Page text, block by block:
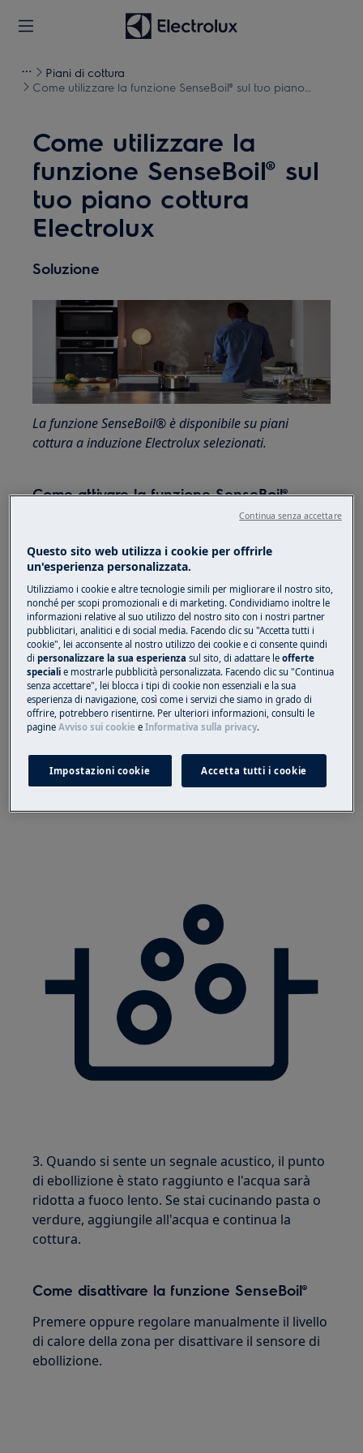
Piani di cottura
Come utilizzare la funzione SenseBoil® sul tuo piano
Come utilizzare la
funzione SenseBoil® sul
tuo piano cottura
Electrolux
Soluzione
La funzione SenseBoil® è disponibile su piani
cottura a induzione Electrolux selezionati.
Come attivare la funzione SenseBoil®
3. Quando si sente un segnale acustico, il punto
di ebollizione è stato raggiunto e l'acqua sarà
ridotta a fuoco lento. Se stai cucinando pasta o
verdure, aggiungile all'acqua e continua la
cottura.
Come disattivare la funzione SenseBoil®
Premere oppure regolare manualmente il livello
di calore della zona per disattivare il sensore di
ebollizione.
Questo sito web utilizza i cookie per offrirle
un'esperienza personalizzata.
Utilizziamo i cookie e altre tecnologie simili per migliorare il nostro sito,
nonché per scopi promozionali e di marketing. Condividiamo inoltre le
informazioni relative al suo utilizzo del nostro sito con i nostri partner
pubblicitari, analitici e di social media. Facendo clic su "Accetta tutti i
cookie", lei acconsente al nostro utilizzo dei cookie e ci consente quindi
dipersonalizzare la sua esperienza sul sito, di adattare leofferte
speciali e mostrarle pubblicità personalizzata. Facendo clic su "Continua
senza accettare", lei blocca i tipi di cookie non essenziali e la sua
esperienza di navigazione, così come i servizi che siamo in grado di
offrire, potrebbero risentirne. Per ulteriori informazioni, consulti le
pagineAvviso sui cookie eInformativa sulla privacy.
Impostazioni cookie Accetta tutti i cookie
Continua senza accettare